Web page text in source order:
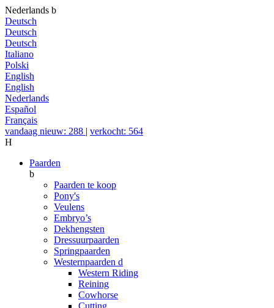
Nederlands b
Deutsch
Deutsch
Deutsch
Italiano
Polski
English
English
Nederlands
Español
Français
vandaag nieuw: 288 | verkocht: 564
H
Paarden
b
Paarden te koop
Pony's
Veulens
Embryo’s
Dekhengsten
Dressuurpaarden
Springpaarden
Westernpaarden d
Western Riding
Reining
Cowhorse
Cutting